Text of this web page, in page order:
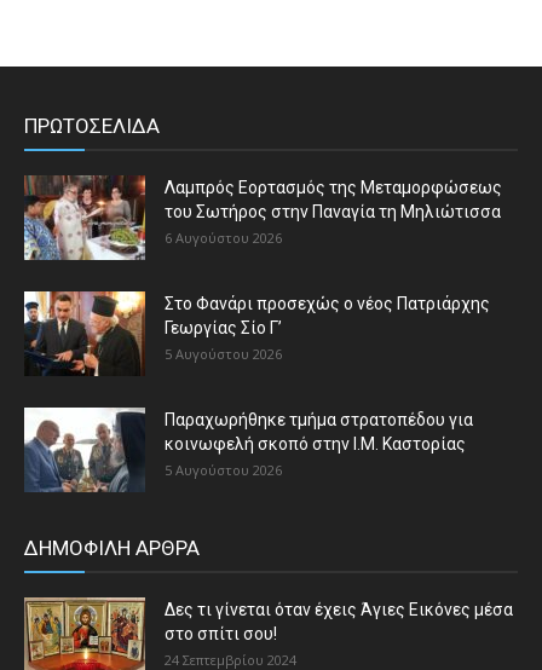
ΠΡΩΤΟΣΕΛΙΔΑ
Λαμπρός Εορτασμός της Μεταμορφώσεως
του Σωτήρος στην Παναγία τη Μηλιώτισσα
6 Αυγούστου 2026
Στο Φανάρι προσεχώς ο νέος Πατριάρχης
Γεωργίας Σίο Γ’
5 Αυγούστου 2026
Παραχωρήθηκε τμήμα στρατοπέδου για
κοινωφελή σκοπό στην Ι.Μ. Καστορίας
5 Αυγούστου 2026
ΔΗΜΟΦΙΛΗ ΑΡΘΡΑ
Δες τι γίνεται όταν έχεις Άγιες Εικόνες μέσα
στο σπίτι σου!
24 Σεπτεμβρίου 2024